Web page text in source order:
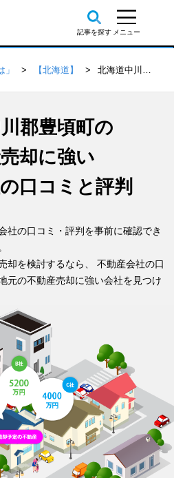
【北海道】 北海道中川郡豊頃町の不動産会社 口コミ・評判一覧
郡豊頃町の
却に強い
口コミと評判
社の口コミ・評判を事前に確認でき
却を検討するなら、 不動産会社の口
元の不動産売却に強い会社を見つけ